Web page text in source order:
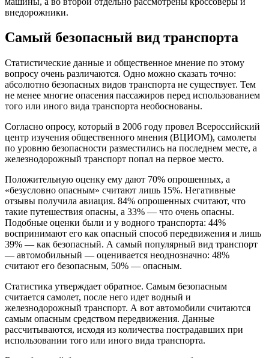
внедорожники.
Самый безопасный вид транспорта
Статистические данные и общественное мнение по этому
вопросу очень различаются. Одно можно сказать точно:
абсолютно безопасных видов транспорта не существует. Тем
не менее многие опасения пассажиров перед использованием
того или иного вида транспорта необоснованы.
Согласно опросу, который в 2006 году провел Всероссийский
центр изучения общественного мнения (ВЦИОМ), самолеты
по уровню безопасности разместились на последнем месте, а
железнодорожный транспорт попал на первое место.
Положительную оценку ему дают 70% опрошенных, а
«безусловно опасным» считают лишь 15%. Негативные
отзывы получила авиация. 84% опрошенных считают, что
такие путешествия опасны, а 33% — что очень опасны.
Подобные оценки были и у водного транспорта: 44%
воспринимают его как опасный способ передвижения и лишь
39% — как безопасный. А самый популярный вид транспорт
— автомобильный — оценивается неоднозначно: 48%
считают его безопасным, 50% — опасным.
Статистика утверждает обратное. Самым безопасным
считается самолет, после него идет водный и
железнодорожный транспорт. А вот автомобили считаются
самым опасным средством передвижения. Данные
рассчитываются, исходя из количества пострадавших при
использовании того или иного вида транспорта.